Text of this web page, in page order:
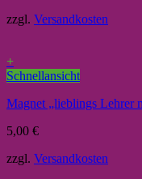
zzgl. Versandkosten
+
Schnellansicht
Magnet „lieblings Lehrer
5,00 €
zzgl. Versandkosten